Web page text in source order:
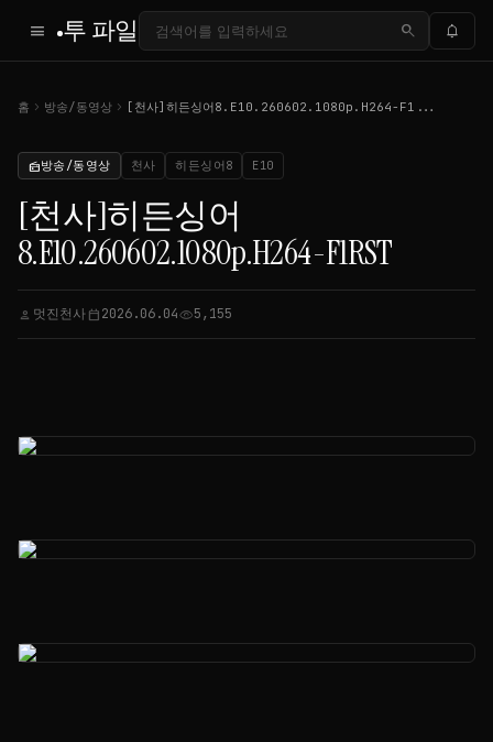
menu 투 파일 search notifications
홈 chevron_right 방송/동영상 chevron_right [천사]히든싱어8.E10.260602.1080p.H264-F1...
radio방송/동영상 천사 히든싱어8 E10
[천사]히든싱어
8.E10.260602.1080p.H264-F1RST
person 멋진천사calendar_today2026.06.04visibility5,155